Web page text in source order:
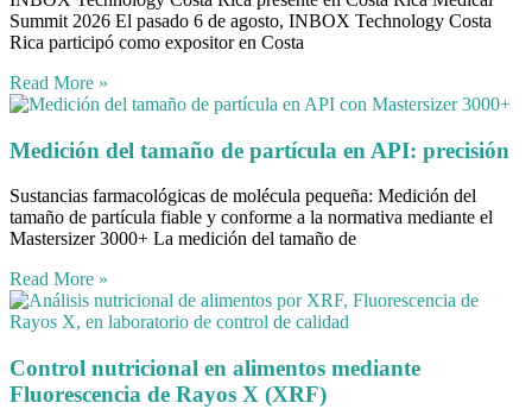
Summit 2026 El pasado 6 de agosto, INBOX Technology Costa
Rica participó como expositor en Costa
Read More »
Medición del tamaño de partícula en API: precisión
Sustancias farmacológicas de molécula pequeña: Medición del
tamaño de partícula fiable y conforme a la normativa mediante el
Mastersizer 3000+ La medición del tamaño de
Read More »
Control nutricional en alimentos mediante
Fluorescencia de Rayos X (XRF)